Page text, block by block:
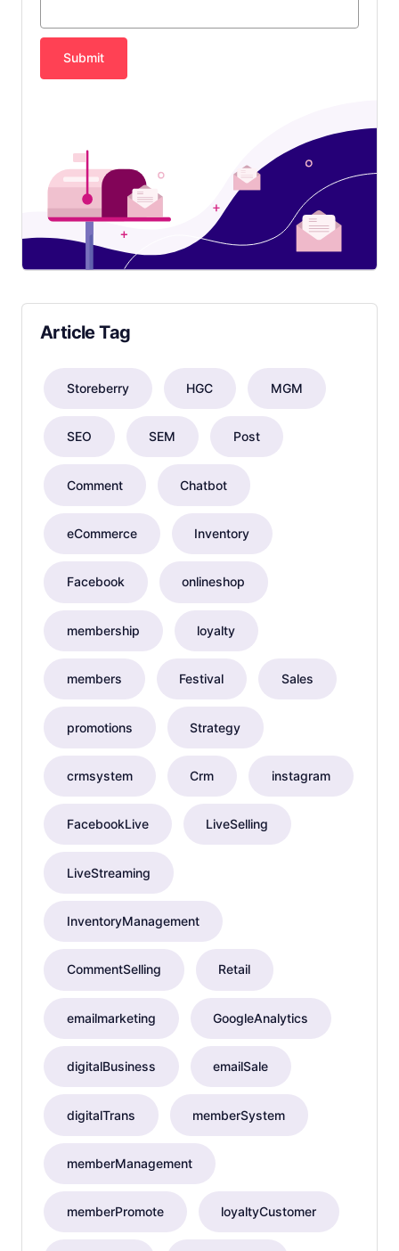
Submit
Article Tag
Storeberry HGC MGM
SEO SEM Post
Comment Chatbot
eCommerce Inventory
Facebook onlineshop
membership loyalty
members Festival Sales
promotions Strategy
crmsystem Crm instagram
FacebookLive LiveSelling
LiveStreaming
InventoryManagement
CommentSelling Retail
emailmarketing GoogleAnalytics
digitalBusiness emailSale
digitalTrans memberSystem
memberManagement
memberPromote loyaltyCustomer